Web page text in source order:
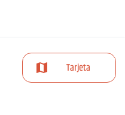
Tarjeta